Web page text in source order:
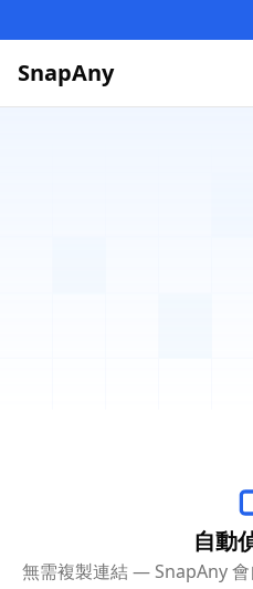
SnapAny
自動
無需複製連結 — SnapAny